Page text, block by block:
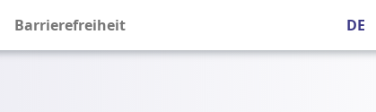
Barrierefreiheit DE